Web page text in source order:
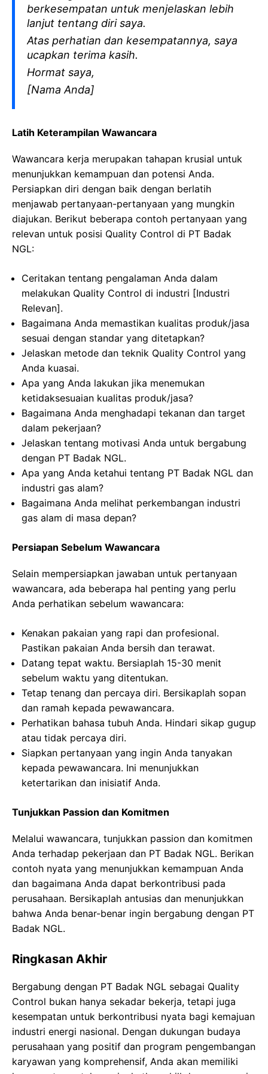
berkesempatan untuk menjelaskan lebih
lanjut tentang diri saya.
Atas perhatian dan kesempatannya, saya
ucapkan terima kasih.
Hormat saya,
[Nama Anda]
Latih Keterampilan Wawancara
Wawancara kerja merupakan tahapan krusial untuk
menunjukkan kemampuan dan potensi Anda.
Persiapkan diri dengan baik dengan berlatih
menjawab pertanyaan-pertanyaan yang mungkin
diajukan. Berikut beberapa contoh pertanyaan yang
relevan untuk posisi Quality Control di PT Badak
NGL:
Ceritakan tentang pengalaman Anda dalam
melakukan Quality Control di industri [Industri
Relevan].
Bagaimana Anda memastikan kualitas produk/jasa
sesuai dengan standar yang ditetapkan?
Jelaskan metode dan teknik Quality Control yang
Anda kuasai.
Apa yang Anda lakukan jika menemukan
ketidaksesuaian kualitas produk/jasa?
Bagaimana Anda menghadapi tekanan dan target
dalam pekerjaan?
Jelaskan tentang motivasi Anda untuk bergabung
dengan PT Badak NGL.
Apa yang Anda ketahui tentang PT Badak NGL dan
industri gas alam?
Bagaimana Anda melihat perkembangan industri
gas alam di masa depan?
Persiapan Sebelum Wawancara
Selain mempersiapkan jawaban untuk pertanyaan
wawancara, ada beberapa hal penting yang perlu
Anda perhatikan sebelum wawancara:
Kenakan pakaian yang rapi dan profesional.
Pastikan pakaian Anda bersih dan terawat.
Datang tepat waktu. Bersiaplah 15-30 menit
sebelum waktu yang ditentukan.
Tetap tenang dan percaya diri. Bersikaplah sopan
dan ramah kepada pewawancara.
Perhatikan bahasa tubuh Anda. Hindari sikap gugup
atau tidak percaya diri.
Siapkan pertanyaan yang ingin Anda tanyakan
kepada pewawancara. Ini menunjukkan
ketertarikan dan inisiatif Anda.
Tunjukkan Passion dan Komitmen
Melalui wawancara, tunjukkan passion dan komitmen
Anda terhadap pekerjaan dan PT Badak NGL. Berikan
contoh nyata yang menunjukkan kemampuan Anda
dan bagaimana Anda dapat berkontribusi pada
perusahaan. Bersikaplah antusias dan menunjukkan
bahwa Anda benar-benar ingin bergabung dengan PT
Badak NGL.
Ringkasan Akhir
Bergabung dengan PT Badak NGL sebagai Quality
Control bukan hanya sekadar bekerja, tetapi juga
kesempatan untuk berkontribusi nyata bagi kemajuan
industri energi nasional. Dengan dukungan budaya
perusahaan yang positif dan program pengembangan
karyawan yang komprehensif, Anda akan memiliki